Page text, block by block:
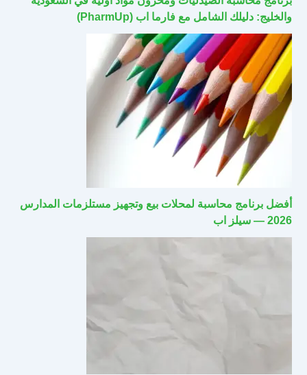
والخليج: دليلك الشامل مع فارما اب (PharmUp)
أفضل برنامج محاسبة لمحلات بيع وتجهيز مستلزمات المدارس
2026 — سيلز اب